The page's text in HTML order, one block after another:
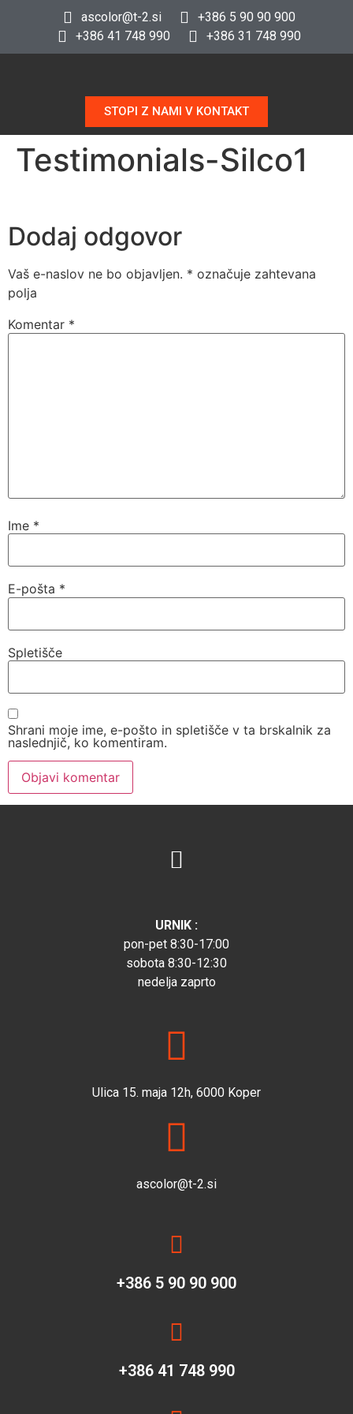
ascolor@t-2.si
+386 5 90 90 900
+386 41 748 990
+386 31 748 990
STOPI Z NAMI V KONTAKT
Testimonials-Silco1
Dodaj odgovor
Vaš e-naslov ne bo objavljen. * označuje zahtevana
polja
Komentar *
Ime *
E-pošta *
Spletišče
Shrani moje ime, e-pošto in spletišče v ta brskalnik za
naslednjič, ko komentiram.
URNIK :
pon-pet 8:30-17:00
sobota 8:30-12:30
nedelja zaprto
Ulica 15. maja 12h, 6000 Koper
ascolor@t-2.si
+386 5 90 90 900
+386 41 748 990